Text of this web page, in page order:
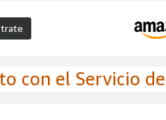
con el Servicio